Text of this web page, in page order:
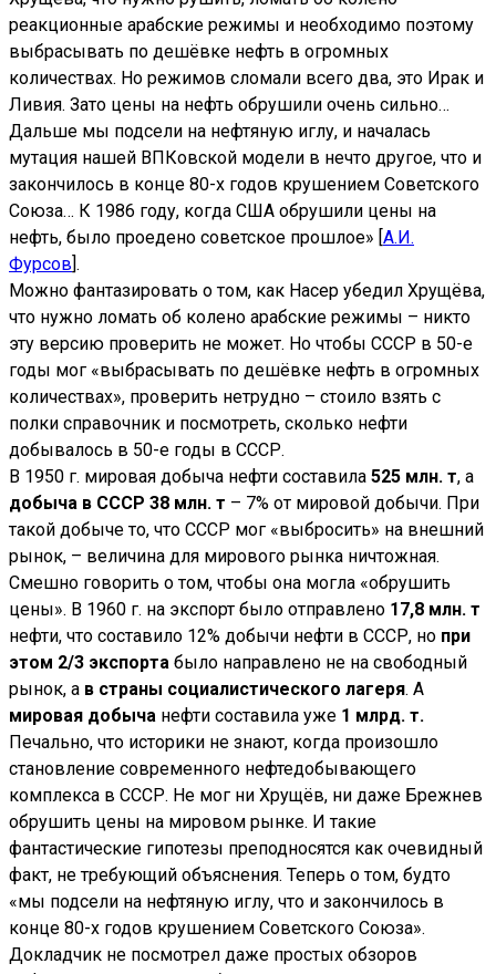
реакционные арабские режимы и необходимо поэтому
выбрасывать по дешёвке нефть в огромных
количествах. Но режимов сломали всего два, это Ирак и
Ливия. Зато цены на нефть обрушили очень сильно…
Дальше мы подсели на нефтяную иглу, и началась
мутация нашей ВПКовской модели в нечто другое, что и
закончилось в конце 80-х годов крушением Советского
Союза… К 1986 году, когда США обрушили цены на
нефть, было проедено советское прошлое» [ А.И.
Фурсов ].
Можно фантазировать о том, как Насер убедил Хрущёва,
что нужно ломать об колено арабские режимы – никто
эту версию проверить не может. Но чтобы СССР в 50-е
годы мог «выбрасывать по дешёвке нефть в огромных
количествах», проверить нетрудно – стоило взять с
полки справочник и посмотреть, сколько нефти
добывалось в 50-е годы в СССР.
В 1950 г. мировая добыча нефти составила 525 млн. т, а
добыча в СССР 38 млн. т – 7% от мировой добычи. При
такой добыче то, что СССР мог «выбросить» на внешний
рынок, – величина для мирового рынка ничтожная.
Смешно говорить о том, чтобы она могла «обрушить
цены». В 1960 г. на экспорт было отправлено 17,8 млн. т
нефти, что составило 12% добычи нефти в СССР, но при
этом 2/3 экспорта было направлено не на свободный
рынок, а в страны социалистического лагеря. А
мировая добыча нефти составила уже 1 млрд. т.
Печально, что историки не знают, когда произошло
становление современного нефтедобывающего
комплекса в СССР. Не мог ни Хрущёв, ни даже Брежнев
обрушить цены на мировом рынке. И такие
фантастические гипотезы преподносятся как очевидный
факт, не требующий объяснения. Теперь о том, будто
«мы подсели на нефтяную иглу, что и закончилось в
конце 80-х годов крушением Советского Союза».
Докладчик не посмотрел даже простых обзоров